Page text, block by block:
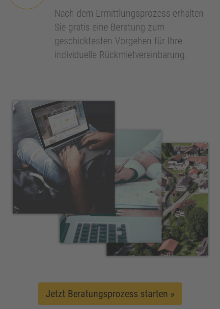
Nach dem Ermittlungsprozess erhalten
Sie gratis eine Beratung zum
geschicktesten Vorgehen für Ihre
individuelle Rückmietvereinbarung.
Jetzt Beratungsprozess starten »